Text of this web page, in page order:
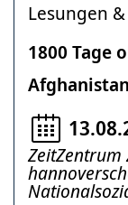
Lesungen
1800 Tage
Afghanistan